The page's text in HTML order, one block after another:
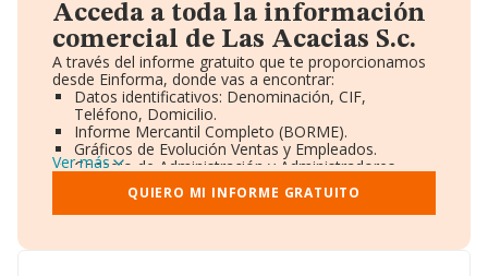
Acceda a toda la información
comercial de Las Acacias S.c.
A través del informe gratuito que te proporcionamos
desde Einforma, donde vas a encontrar:
Datos identificativos: Denominación, CIF,
Teléfono, Domicilio.
Informe Mercantil Completo (BORME).
Gráficos de Evolución Ventas y Empleados.
Consejo de Administración y Administradores.
Directivos y Ejecutivos.
Accionistas.
Participaciones y Vinculaciones en otras empresas.
Información oficial y registral complementaria.
Ver más
QUIERO MI INFORME GRATUITO